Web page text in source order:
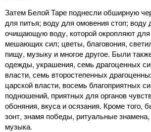
Затем Белой Таре поднесли обширную
для питья; воду для омовения стоп; воду
очищающую воду, которой окропляют для
мешающих сил; цветы, благовония,
пищу, музыку и многое другое. Были
одежды, украшения, семь драгоценных
власти, семь второстепенных
царской власти, восемь благоприятных
подношений, приятных для органов
обоняния, вкуса и осязания. Кроме того,
зонт, знамя победы, ритуальные
музыка.